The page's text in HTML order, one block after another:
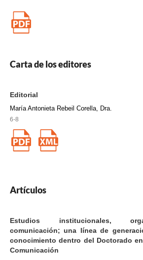
Carta de los editores
Editorial
María Antonieta Rebeil Corella, Dra.
6-8
Artículos
Estudios institucionales,
comunicación; una línea de
conocimiento dentro del Doctorado
Comunicación